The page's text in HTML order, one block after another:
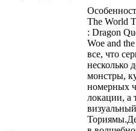
The World
: Dragon
Woe and
все, что
несколько
монстры,
номерных
локации, а